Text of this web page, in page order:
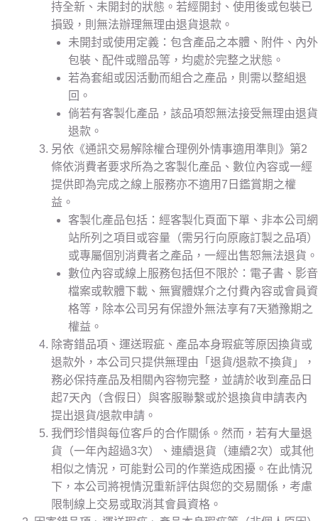
持全新、未開封的狀態。若經開封、使用後或包裝已
損毀，則無法辦理無理由退貨退款。
未開封或使用定義：包含產品之本體、附件、內外
包裝、配件或贈品等，均處於完整之狀態。
若為套組或因活動而組合之產品，則需以整組退
回。
倘若有客製化產品，該品項恕無法接受無理由退貨
退款。
另依《通訊交易解除權合理例外情事適用準則》第2
條依消費者要求所為之客製化產品、數位內容或一經
提供即為完成之線上服務亦不適用7日鑑賞期之權
益。
客製化產品包括：經客製化頁面下單、非本公司網
站所列之項目或容量（需另行向原廠訂製之品項）
或專屬個別消費者之產品，一經出售恕無法退貨。
數位內容或線上服務包括但不限於：電子書、影音
檔案或軟體下載、無實體媒介之付費內容或會員資
格等，除本公司另有保證外無法享有7天猶豫期之
權益。
除寄錯品項、運送瑕疵、產品本身瑕疵等原因換貨或
退款外，本公司只提供無理由「退貨/退款不換貨」，
務必保持產品及相關內容物完整，並請於收到產品日
起7天內（含假日）與客服聯繫或於退換貨申請表內
提出退貨/退款申請。
我們珍惜與每位客戶的合作關係。然而，若有大量退
貨（一年內超過3次）、連續退貨（連續2次）或其他
相似之情況，可能對公司的作業造成困擾。在此情況
下，本公司將視情況重新評估與您的交易關係，考慮
限制線上交易或取消其會員資格。